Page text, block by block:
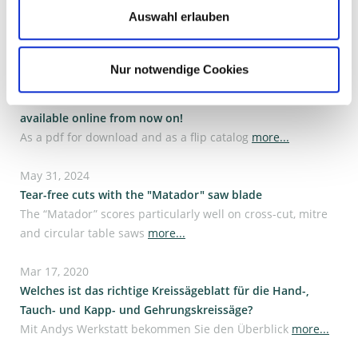
Auswahl erlauben
Nur notwendige Cookies
Werkzeuge für kurze Zinken
Bis zu 40 % weniger Verschnittmore...
available online from now on!
As a pdf for download and as a flip catalog more...
May 31, 2024
Tear-free cuts with the "Matador" saw blade
The “Matador” scores particularly well on cross-cut, mitre
and circular table saws more...
Mar 17, 2020
Welches ist das richtige Kreissägeblatt für die Hand-,
Tauch- und Kapp- und Gehrungskreissäge?
Mit Andys Werkstatt bekommen Sie den Überblick more...